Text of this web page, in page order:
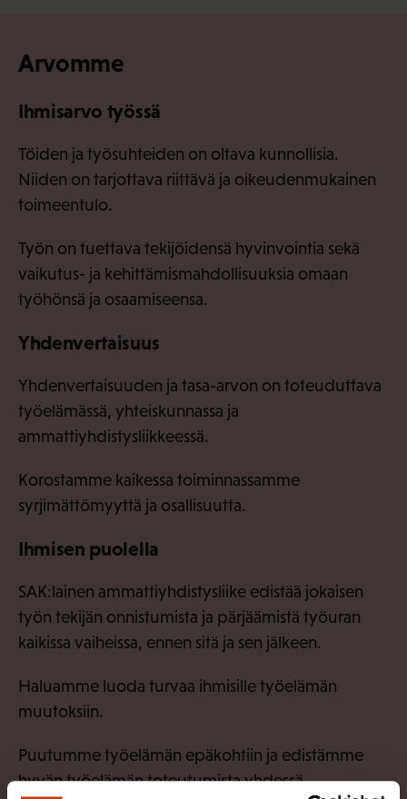
Arvomme
Ihmisarvo työssä
Töiden ja työsuhteiden on oltava kunnollisia.
Niiden on tarjottava riittävä ja oikeudenmukainen
toimeentulo.
Työn on tuettava tekijöidensä hyvinvointia sekä
vaikutus- ja kehittämismahdollisuuksia omaan
työhönsä ja osaamiseensa.
Yhdenvertaisuus
Yhdenvertaisuuden ja tasa-arvon on toteuduttava
työelämässä, yhteiskunnassa ja
ammattiyhdistysliikkeessä.
Korostamme kaikessa toiminnassamme
syrjimättömyyttä ja osallisuutta.
Ihmisen puolella
SAK:lainen ammattiyhdistysliike edistää jokaisen
työn tekijän onnistumista ja pärjäämistä työuran
kaikissa vaiheissa, ennen sitä ja sen jälkeen.
Haluamme luoda turvaa ihmisille työelämän
muutoksiin.
Puutumme työelämän epäkohtiin ja edistämme
hyvän työelämän toteutumista yhdessä